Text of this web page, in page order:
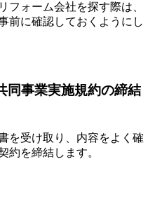
フォーム会社を探す際は、
前に確認しておくようにし
同事業実施規約の締結
を受け取り、内容をよく確
約を締結します。